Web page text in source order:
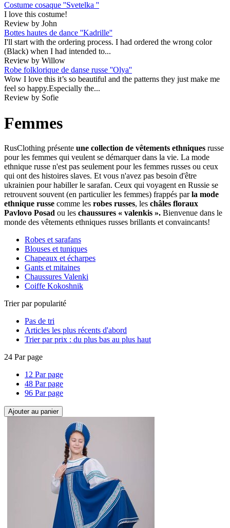
Costume cosaque ''Svetelka ''
I love this costume!
Review by John
Bottes hautes de dance ''Kadrille''
I'll start with the ordering process. I had ordered the wrong color
(Black) when I had intended to...
Review by Willow
Robe folklorique de danse russe ''Olya''
Wow I love this it’s so beautiful and the patterns they just make me
feel so happy.Especially the...
Review by Sofie
Femmes
RusClothing présente une collection de vêtements ethniques russe
pour les femmes qui veulent se démarquer dans la vie. La mode
ethnique russe n'est pas seulement pour les femmes russes ou ceux
qui ont des histoires slaves. Et vous n'avez pas besoin d'être
ukrainien pour habiller le sarafan. Ceux qui voyagent en Russie se
retrouvent souvent (en particulier les femmes) frappés parla mode
ethnique russe comme les robes russes, les châles floraux
Pavlovo Posad ou les chaussures « valenkis ». Bienvenue dans le
monde des vêtements ethniques russes brillants et convaincants!
Robes et sarafans
Blouses et tuniques
Chapeaux et écharpes
Gants et mitaines
Chaussures Valenki
Coiffe Kokoshnik
Trier par popularité
Pas de tri
Articles les plus récents d'abord
Trier par prix : du plus bas au plus haut
24 Par page
12 Par page
48 Par page
96 Par page
Ajouter au panier